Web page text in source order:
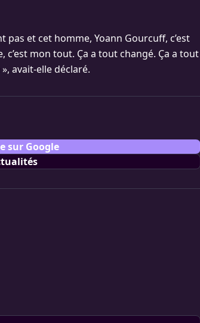
pas et cet homme, Yoann Gourcuff, c’est
c’est mon tout. Ça a tout changé. Ça a tout
avait-elle déclaré.
sur Google